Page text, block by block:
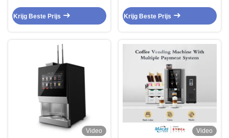
met ijs
Krijg Beste Prijs
Krijg Beste Prijs
Video
Video